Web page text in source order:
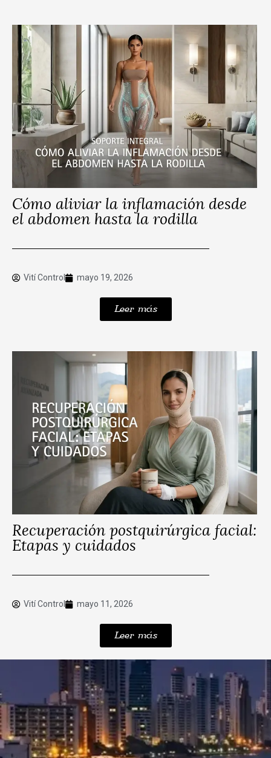
Cómo aliviar la inflamación desde
el abdomen hasta la rodilla
Vití Control mayo 19, 2026
Leer más
Recuperación postquirúrgica facial:
Etapas y cuidados
Vití Control mayo 11, 2026
Leer más